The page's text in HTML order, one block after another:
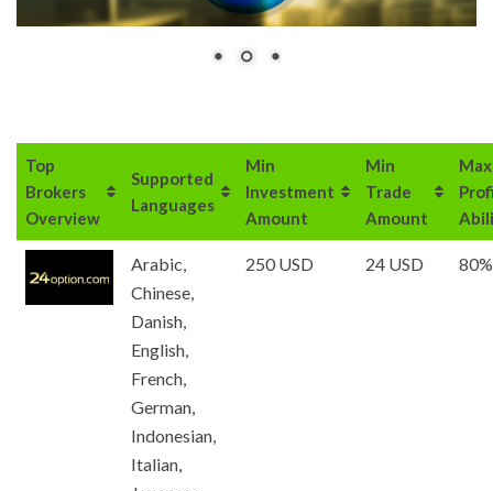
Top
Brokers
Overview
Supported
Languages
Min
Investment
Amount
Min
Trade
Amount
Max
Arabic,
Chinese,
Danish,
English,
French,
German,
Indonesian,
Italian,
250 USD 24 USD 80%